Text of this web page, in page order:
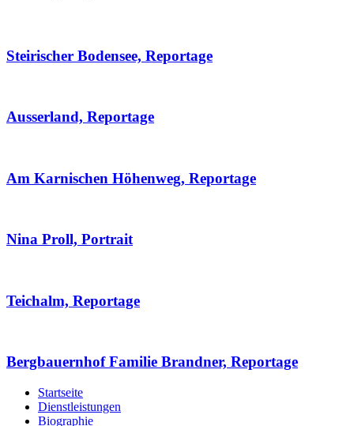
Steirischer Bodensee, Reportage
Ausserland, Reportage
Am Karnischen Höhenweg, Reportage
Nina Proll, Portrait
Teichalm, Reportage
Bergbauernhof Familie Brandner, Reportage
Startseite
Dienstleistungen
Biographie